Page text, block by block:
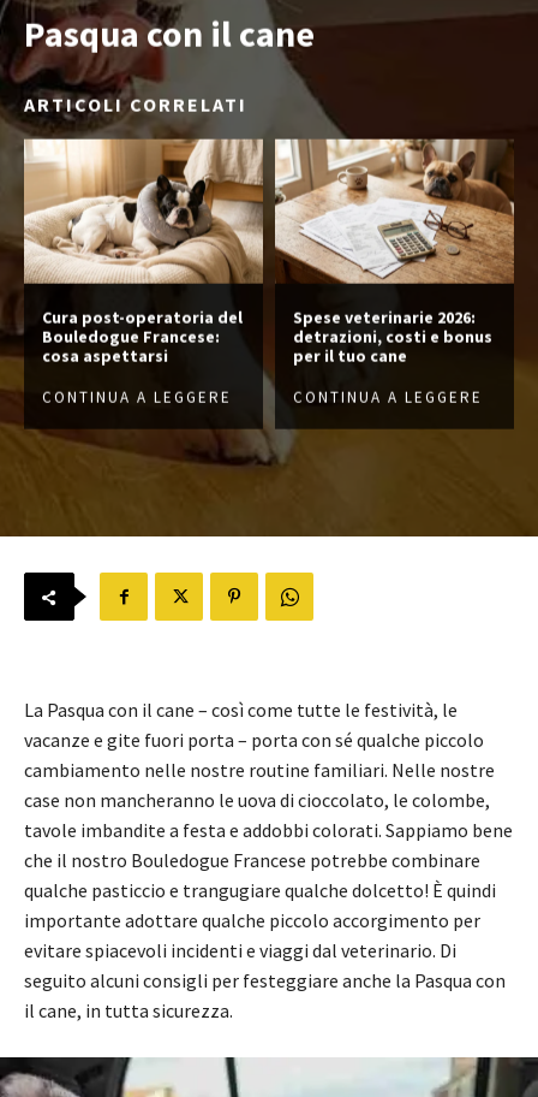
Pasqua con il cane
ARTICOLI CORRELATI
Cura post-operatoria del
Bouledogue Francese:
cosa aspettarsi
CONTINUA A LEGGERE
Spese veterinarie 2026:
detrazioni, costi e bonus
per il tuo cane
CONTINUA A LEGGERE
La Pasqua con il cane – così come tutte le festività, le
vacanze e gite fuori porta – porta con sé qualche piccolo
cambiamento nelle nostre routine familiari. Nelle nostre
case non mancheranno le uova di cioccolato, le colombe,
tavole imbandite a festa e addobbi colorati. Sappiamo bene
che il nostro Bouledogue Francese potrebbe combinare
qualche pasticcio e trangugiare qualche dolcetto! È quindi
importante adottare qualche piccolo accorgimento per
evitare spiacevoli incidenti e viaggi dal veterinario. Di
seguito alcuni consigli per festeggiare anche la Pasqua con
il cane, in tutta sicurezza.